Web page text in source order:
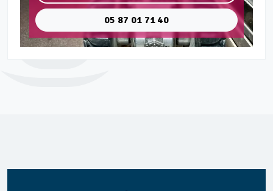
05 87 01 71 40